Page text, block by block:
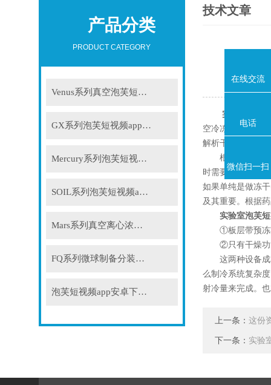
产品分类
PRODUCT CATEGORY
Venus系列真空泡芙短视频app
GX系列泡芙短视频app安卓下载
Mercury系列泡芙短视频app安卓下载
SOIL系列泡芙短视频app安卓下载
Mars系列真空离心浓缩仪
FQ系列微球制备分装系统
泡芙短视频app安卓下载配件
技术文章
实验室泡芙
空冷冻干燥物料用
解析干燥，直
根据用途泡芙
时需要研发冻干工
如果单纯是做冻干
及其重要。根
实验室泡芙
①板层带预冻功
②只有干燥功能
这两种设备成本
么制冷系统复杂度
射冷量来完成。
上一条： 这份
下一条： 实验
在线交流
电话
微信扫一扫